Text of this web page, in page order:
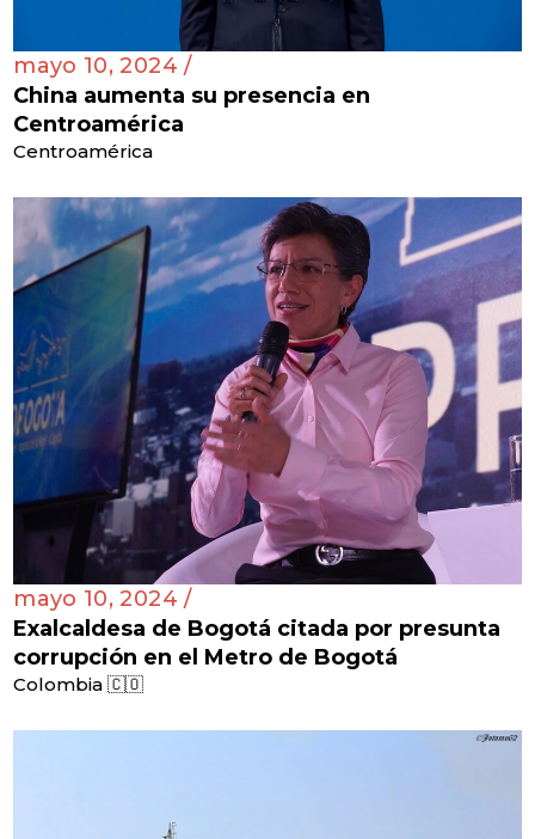
mayo 10, 2024 /
China aumenta su presencia en
Centroamérica
Centroamérica
mayo 10, 2024 /
Exalcaldesa de Bogotá citada por presunta
corrupción en el Metro de Bogotá
Colombia 🇨🇴